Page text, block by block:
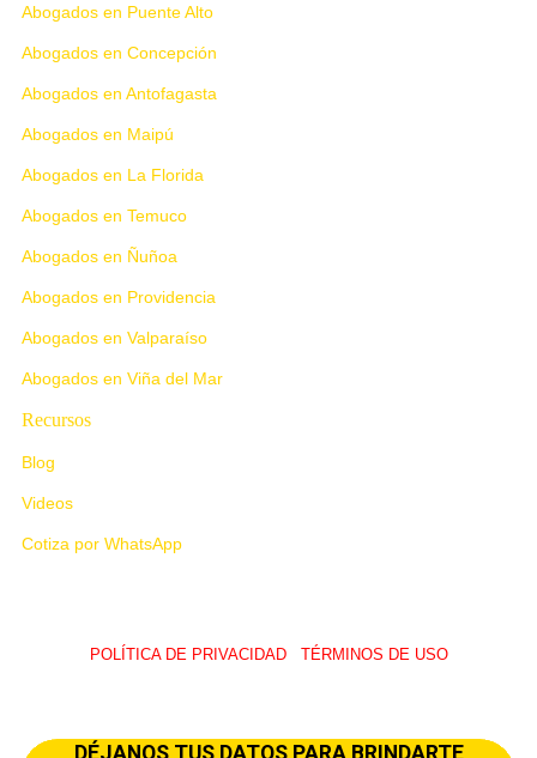
Abogados en Puente Alto
Abogados en Concepción
Abogados en Antofagasta
Abogados en Maipú
Abogados en La Florida
Abogados en Temuco
Abogados en Ñuñoa
Abogados en Providencia
Abogados en Valparaíso
Abogados en Viña del Mar
Recursos
Blog
Videos
Cotiza por WhatsApp
POLÍTICA DE PRIVACIDAD
TÉRMINOS DE USO